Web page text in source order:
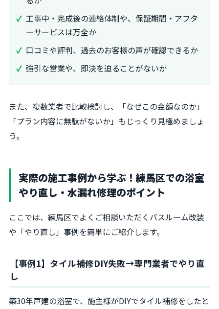
工事中・完成後の連絡体制や、保証期間・アフタ
ーサービスは万全か
口コミや評判、過去のお客様の声が確認できるか
強引な営業や、即決を迫ることがないか
また、複数業者で比較検討し、「なぜこの金額なのか」
「プラン内容に無駄がないか」もじっくり見極めましょ
う。
実際の施工事例から学ぶ！練馬区での浴室
やり直し・水漏れ修理のポイント
ここでは、練馬区でよくご相談いただくバスルーム改装
や「やり直し」事例を簡単にご紹介します。
【事例1】タイル補修DIY失敗→専門業者でやり直
し
築30年戸建の浴室で、施主様がDIYでタイル補修をしたと